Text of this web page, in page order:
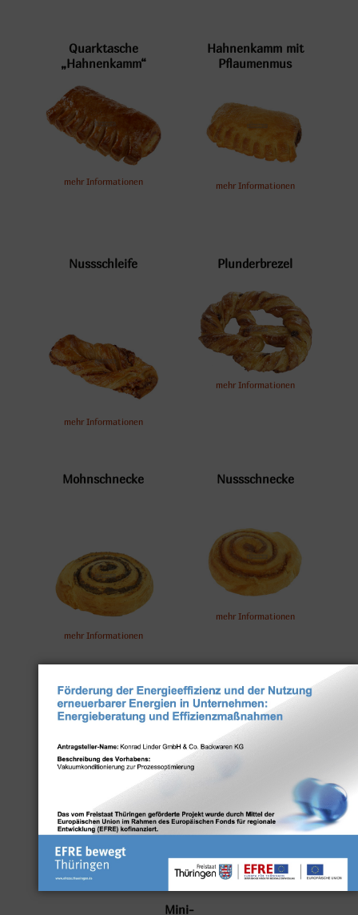
Quarktasche
„Hahnenkamm“
mehr Informationen
Hahnenkamm mit
Pflaumenmus
mehr Informationen
Nussschleife
mehr Informationen
Plunderbrezel
mehr Informationen
Mohnschnecke
mehr Informationen
Nussschnecke
mehr Informationen
Rosinenschnecke
mehr Informationen
Mini-
Nussschnecke
mehr Informationen
Mini-